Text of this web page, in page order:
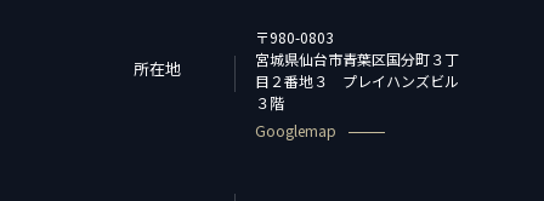
所在地
〒980-0803
宮城県仙台市青葉区国分町３丁
目２番地３ プレイハンズビル
３階
Googlemap